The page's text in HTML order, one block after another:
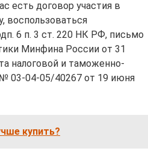
есть договор участия в
воспользоваться
6 п. 3 ст. 220 НК РФ, письмо
Минфина России от 31
налоговой и таможенно-
03-04-05/40267 от 19 июня
купить?